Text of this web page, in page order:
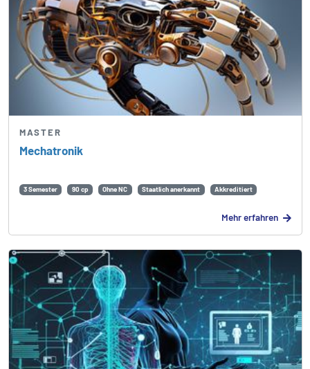
Mechatronik
MASTER
3 Semester 90 cp Ohne NC Staatlich anerkannt Akkreditiert
Mehr erfahren